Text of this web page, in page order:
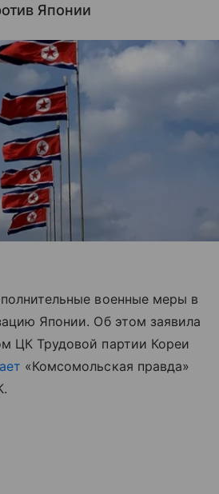
Японии
военные меры в
Японии. Об этом заявила
ЦК Трудовой партии Кореи
«Комсомольская правда»